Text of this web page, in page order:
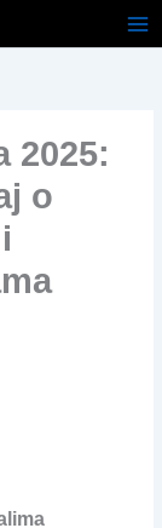
2025:
o